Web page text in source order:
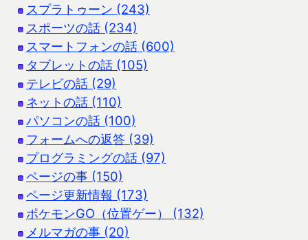
スプラトゥーン (243)
スポーツの話 (234)
スマートフォンの話 (600)
タブレットの話 (105)
テレビの話 (29)
ネットの話 (110)
パソコンの話 (100)
フォームへの返答 (39)
プログラミングの話 (97)
ページの事 (150)
ページ更新情報 (173)
ポケモンGO（位置ゲー） (132)
メルマガの事 (20)